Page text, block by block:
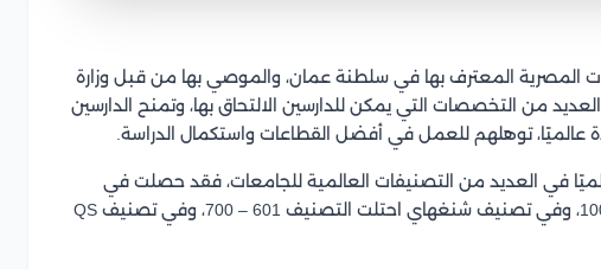
المصرية المعترف بها في سلطنة عمان، والموصي بها من قبل وزارة
العديد من التخصصات التي يمكن للدارسين الالتحاق بها، وتمنح الدارسين
توهلهم للعمل في أفضل القطاعات واستكمال الدراسة.
في العديد من التصنيفات العالمية للجامعات، فقد حصلت في
تصنيف التايمز للجامعات على المركز 801 – 1000، وفي تصنيف شنغهاي احتلت التصنيف 601 – 700، وفي تصنيف QS